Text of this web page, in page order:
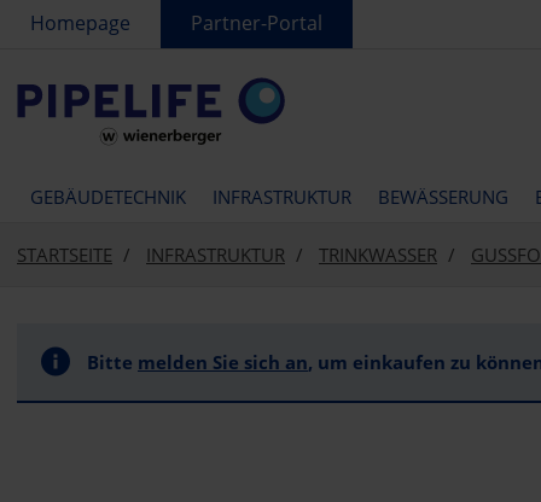
text.skipToContent
text.skipToNavigation
Homepage Partner-Portal
GEBÄUDETECHNIK INFRASTRUKTUR BEWÄSSERUNG
STARTSEITE INFRASTRUKTUR TRINKWASSER
Bitte melden Sie sich an, um einkaufen zu